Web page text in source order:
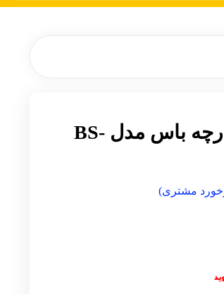
جعبه ابزار و جعبه بکس 85 پارچه باس مدل BS-
مشتری)